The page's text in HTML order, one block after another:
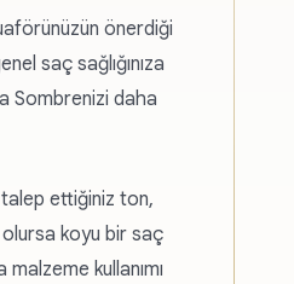
önerdiği
saç sağlığınıza
Sombrenizi daha
talep ettiğiniz ton,
olursa koyu bir saç
kullanımı